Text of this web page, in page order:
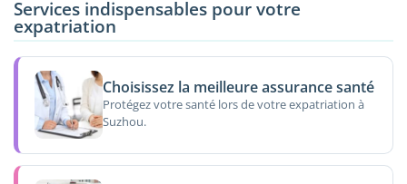
Services indispensables pour votre
expatriation
Choisissez la meilleure assurance santé
Protégez votre santé lors de votre expatriation à
Suzhou.